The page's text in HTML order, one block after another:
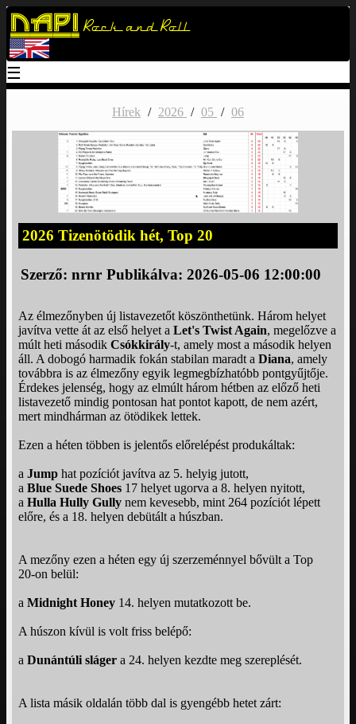
Napi Rock and Roll
☰
Hírek / 2026 / 05 / 06
2026 Tizenötödik hét, Top 20
Szerző:nrnr Publikálva: 2026-05-06 12:00:00
Az élmezőnyben új listavezetőt köszönthetünk. Három helyet
javítva vette át az első helyet aLet's Twist Again, megelőzve a
múlt heti másodikCsókkirály‑t, amely most a második helyen
áll. A dobogó harmadik fokán stabilan maradt aDiana, amely
továbbra is az élmezőny egyik legmegbízhatóbb pontgyűjtője.
Érdekes jelenség, hogy az elmúlt három hétben az előző heti
listavezető mindig pontosan hat pontot kapott, de nem azért,
mert mindhárman az ötödikek lettek.
Ezen a héten többen is jelentős előrelépést produkáltak:
aJump hat pozíciót javítva az 5. helyig jutott,
aBlue Suede Shoes 17 helyet ugorva a 8. helyen nyitott,
aHulla Hully Gully nem kevesebb, mint 264 pozíciót lépett
előre, és a 18. helyen debütált a húszban.
A mezőny ezen a héten egy új szerzeménnyel bővült a Top
20‑on belül:
aMidnight Honey 14. helyen mutatkozott be.
A húszon kívül is volt friss belépő:
aDunántúli sláger a 24. helyen kezdte meg szereplését.
A lista másik oldalán több dal is gyengébb hetet zárt: